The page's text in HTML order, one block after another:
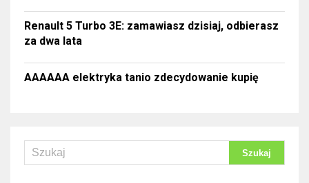
Renault 5 Turbo 3E: zamawiasz dzisiaj, odbierasz
za dwa lata
AAAAAA elektryka tanio zdecydowanie kupię